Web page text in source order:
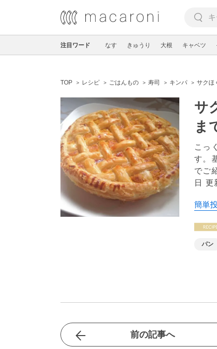
注目ワード なす きゅうり 大根 キャベツ
TOP レシピ ごはんもの 寿司 キンパ サクほ
サ
ま
こっ
す。
でご
日 更
簡単
パン
前の記事へ